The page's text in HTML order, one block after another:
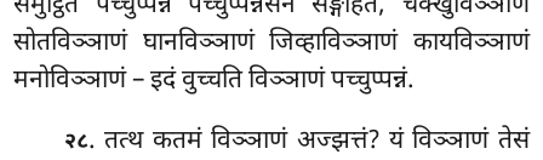
सोतविञ्ञाणं घानविञ्ञाणं जिव्हाविञ्ञाणं कायविञ्ञाणं
मनोविञ्ञाणं – इदं वुच्चति विञ्ञाणं पच्चुप्पन्नं.
२८. तत्थ कतमं विञ्ञाणं अज्झत्तं? यं विञ्ञाणं तेसं